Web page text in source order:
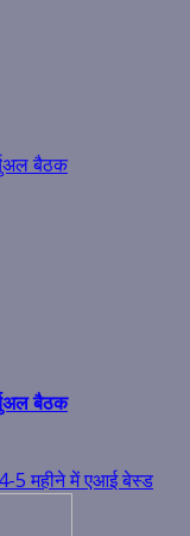
बैठक
बैठक
5 महीने में एआई बेस्ड